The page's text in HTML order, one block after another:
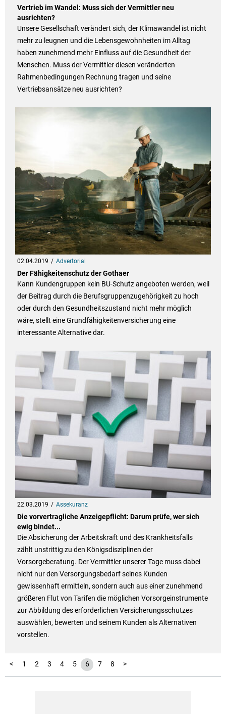
Vertrieb im Wandel: Muss sich der Vermittler neu
ausrichten?
Unsere Gesellschaft verändert sich, der Klimawandel ist nicht
mehr zu leugnen und die Lebensgewohnheiten im Alltag
haben zunehmend mehr Einfluss auf die Gesundheit der
Menschen. Muss der Vermittler diesen veränderten
Rahmenbedingungen Rechnung tragen und seine
Vertriebsansätze neu ausrichten?
02.04.2019 Advertorial
Der Fähigkeitenschutz der Gothaer
Kann Kundengruppen kein BU-Schutz angeboten werden, weil
der Beitrag durch die Berufsgruppenzugehörigkeit zu hoch
oder durch den Gesundheitszustand nicht mehr möglich
wäre, stellt eine Grundfähigkeitenversicherung eine
interessante Alternative dar.
22.03.2019 Assekuranz
Die vorvertragliche Anzeigepflicht: Darum prüfe, wer sich
ewig bindet...
Die Absicherung der Arbeitskraft und des Krankheitsfalls
zählt unstrittig zu den Königsdisziplinen der
Vorsorgeberatung. Der Vermittler unserer Tage muss dabei
nicht nur den Versorgungsbedarf seines Kunden
gewissenhaft ermitteln, sondern auch aus einer zunehmend
größeren Flut von Tarifen die möglichen Vorsorgeinstrumente
zur Abbildung des erforderlichen Versicherungsschutzes
auswählen, bewerten und seinem Kunden als Alternativen
vorstellen.
< 1 2 3 4 5 6 7 8 >